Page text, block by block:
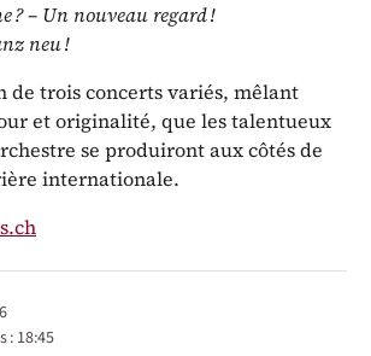
? – Un nouveau regard !
neu !
de trois concerts variés, mêlant
et originalité, que les talentueux
se produiront aux côtés de
internationale.
:18:45